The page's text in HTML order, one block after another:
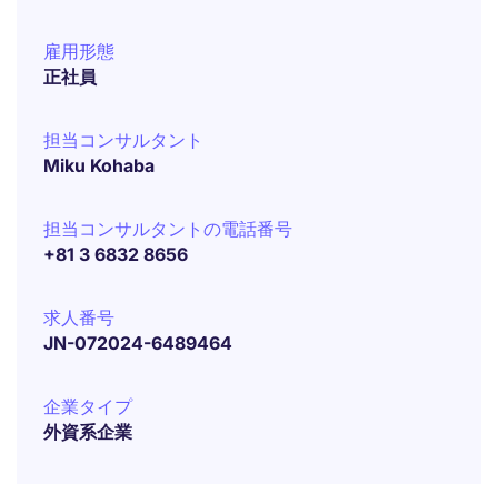
雇用形態
正社員
担当コンサルタント
Miku Kohaba
担当コンサルタントの電話番号
+81 3 6832 8656
求人番号
JN-072024-6489464
企業タイプ
外資系企業